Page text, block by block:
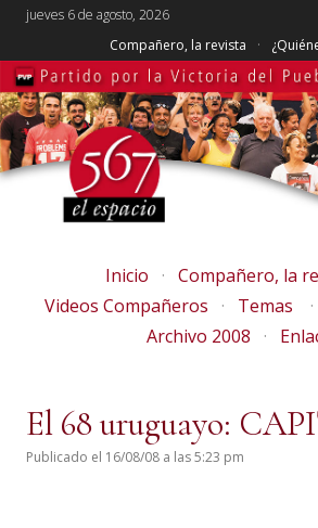
jueves 6 de agosto, 2026
Compañero, la revista
Inicio
Compañero, la
Videos Compañeros
Temas
Archivo 2008
El 68 uruguayo:
Publicado el 16/08/08 a las 5:23 pm